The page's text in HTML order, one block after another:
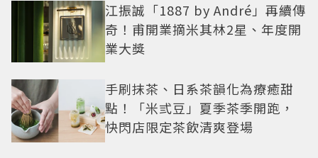
江振誠「1887 by André」再續傳
奇！甫開業摘米其林2星、年度開
業大獎
手刷抹茶、日系茶韻化為療癒甜
點！「米弎豆」夏季茶季開跑，
快閃店限定茶飲清爽登場